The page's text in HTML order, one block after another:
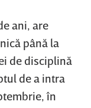
ani, are
până la
de disciplină
de a intra
în